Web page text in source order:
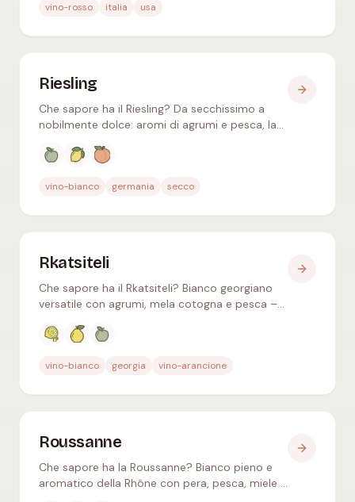
vino-rosso italia usa
Riesling
Che sapore ha il Riesling? Da secchissimo a
nobilmente dolce: aromi di agrumi e pesca, la
davvero.
Aromi tipici
vino-bianco germania secco
Rkatsiteli
Che sapore ha il Rkatsiteli? Bianco georgiano
versatile con agrumi, mela cotogna e pesca –
in anfora Qvevri.
Aromi tipici
vino-bianco georgia vino-arancione
Roussanne
Che sapore ha la Roussanne? Bianco pieno e
aromatico della Rhône con pera, pesca, miele e